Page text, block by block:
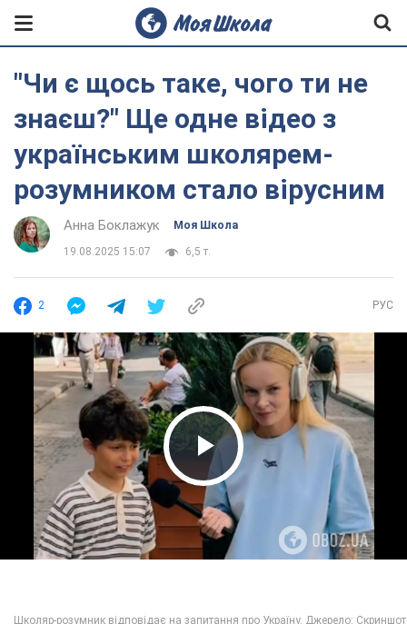
"Чи є щось таке, чого ти не
знаєш?" Ще одне відео з
українським школярем-
розумником стало вірусним
Анна Боклажук Моя Школа
19.08.2025 15:07 6,5 т.
2 РУС
Play Video